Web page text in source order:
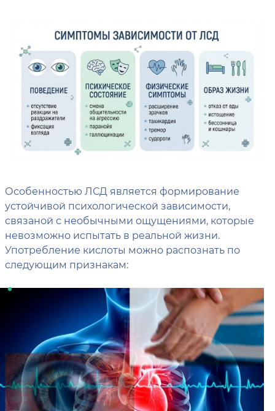
Особенностью ЛСД является формирование
устойчивой психологической зависимости,
связаной с необычными ощущениями, которые
невозможно испытать в реальной жизни.
Употребление кислоты можно распознать по
следующим признакам: